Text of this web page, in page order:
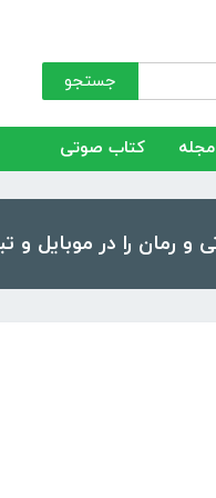
جستجو
مجله کتاب صوتی